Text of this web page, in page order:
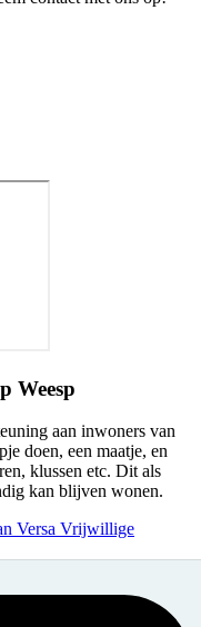
Weesp
aan inwoners van
doen, een maatje, en
klussen etc. Dit als
kan blijven wonen.
Versa Vrijwillige